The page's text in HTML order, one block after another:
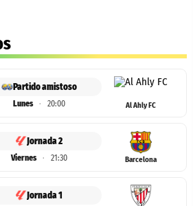
Partido amistoso
Lunes · 20:00 Al Ahly FC
Jornada 2
Viernes · 21:30 Barcelona
Jornada 1